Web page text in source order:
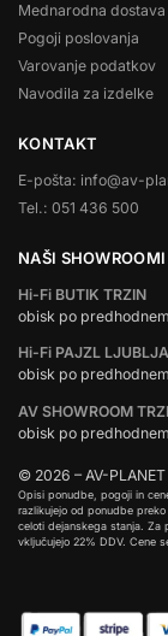
Mednarodna dostava
Pogoji poslovanja
Varovanje podatkov
Navodila za izdelke
KONTAKT
E-pošta: info@av-
Tel.: 051 436 500
NAŠI SHOWROOMI
Hi-Fi BUTIK TRZIN
obisk po
Hi-Fi PAJZL
obisk po
AV SHOWROOM
obisk po
© 2026 – AV-
Opisi ponudbe, pogoji in
razlikujejo od ponudbe
celoti dejanskega stanja. Za
vključujejo 22% DDV. Cene